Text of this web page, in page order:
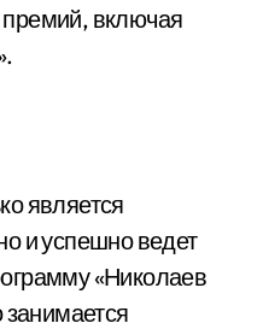
включая
является
и успешно ведет
«Николаев
занимается